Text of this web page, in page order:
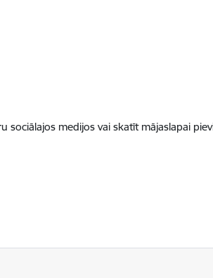
sociālajos medijos vai skatīt mājaslapai